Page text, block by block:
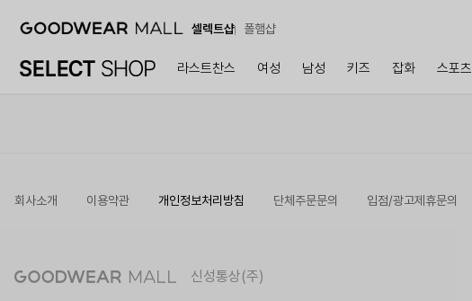
셀렉트샵 폴햄샵
라스트찬스 여성 남성 키즈 잡화 스포츠
회사소개 이용약관 개인정보처리방침 단체주문문의 입점/광고제휴문의
신성통상(주)